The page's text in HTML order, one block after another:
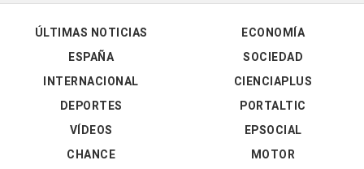
ÚLTIMAS NOTICIAS
ESPAÑA
INTERNACIONAL
DEPORTES
VÍDEOS
ECONOMÍA
SOCIEDAD
CIENCIAPLUS
PORTALTIC
EPSOCIAL
CHANCE
MOTOR